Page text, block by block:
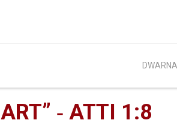
DWARNA
‑ ATTI 1:8